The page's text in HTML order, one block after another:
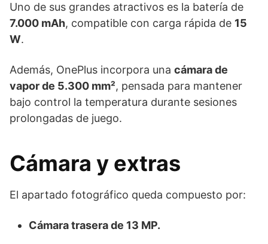
Uno de sus grandes atractivos es la batería de
7.000 mAh, compatible con carga rápida de 15
W.
Además, OnePlus incorpora una cámara de
vapor de 5.300 mm², pensada para mantener
bajo control la temperatura durante sesiones
prolongadas de juego.
Cámara y extras
El apartado fotográfico queda compuesto por:
Cámara trasera de 13 MP.